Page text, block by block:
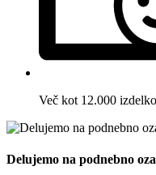
Več kot 12.000
Delujemo na podnebno